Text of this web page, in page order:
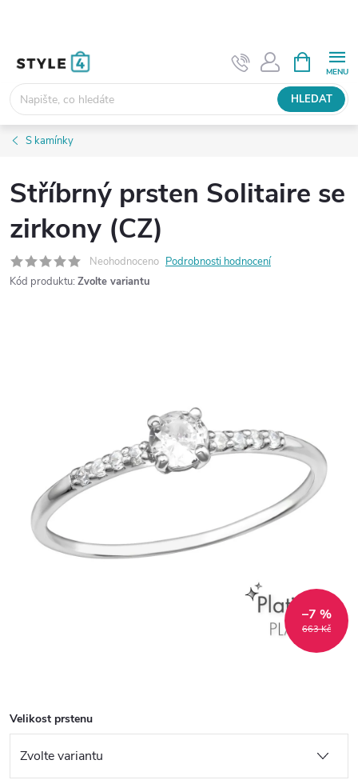
HLEDAT
NÁKUPNÍ
KOŠÍK
S kamínky
Stříbrný prsten Solitaire se
zirkony (CZ)
Neohodnoceno Podrobnosti hodnocení
Kód produktu: Zvolte variantu
663 Kč
–7 %
Velikost prstenu